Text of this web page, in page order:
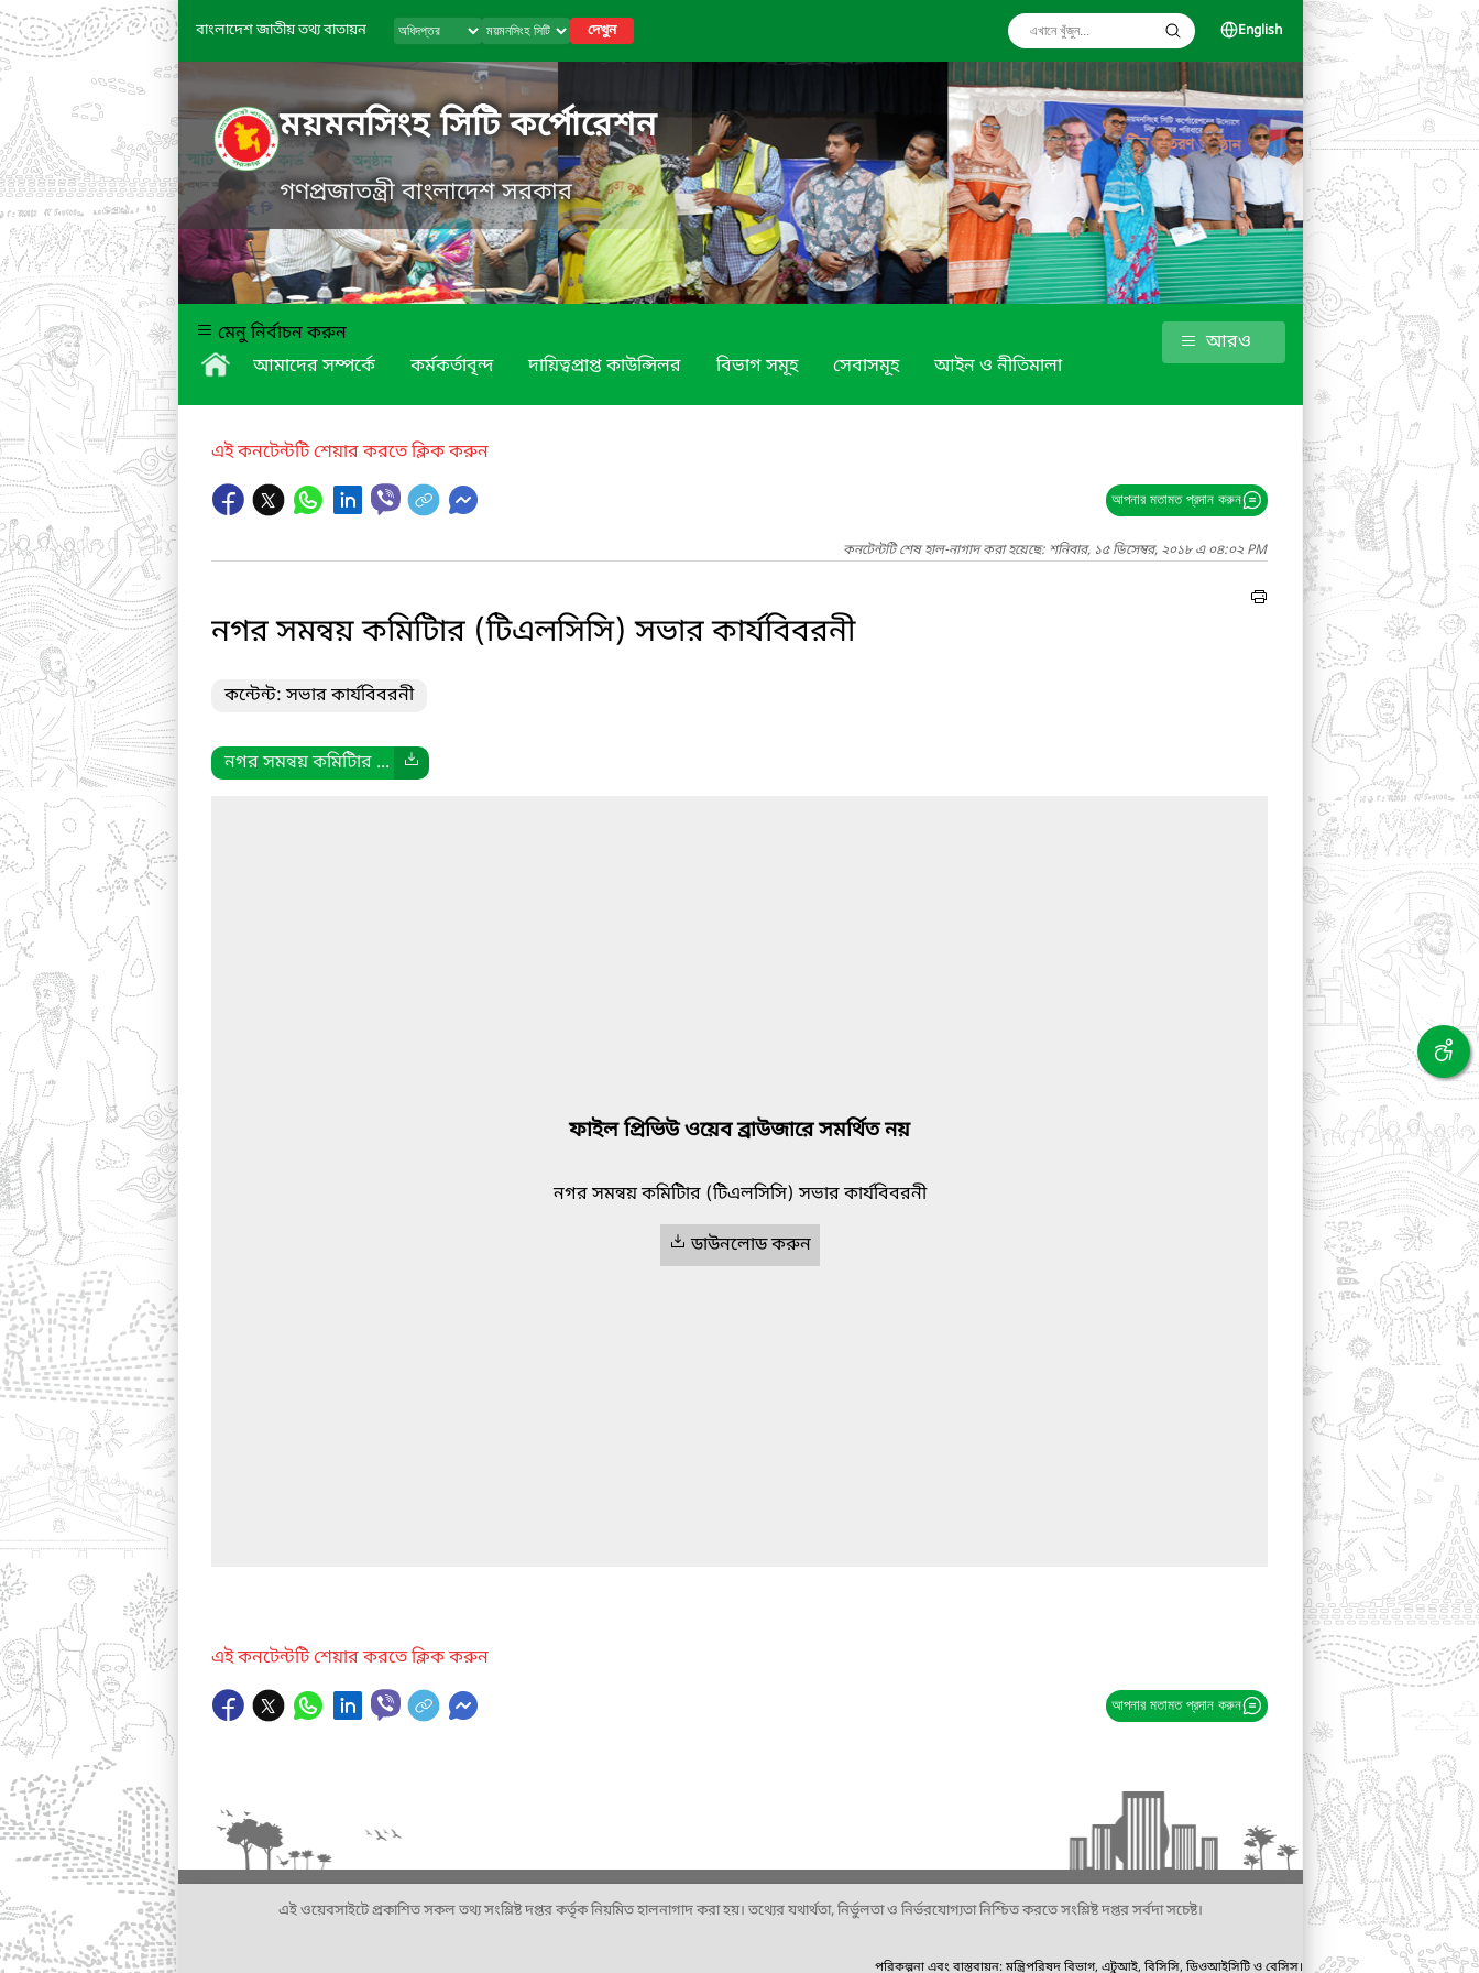
বাংলাদেশ জাতীয় তথ্য বাতায়ন দেখুন English
ময়মনসিংহ সিটি কর্পোরেশন
গণপ্রজাতন্ত্রী বাংলাদেশ সরকার
মেনু নির্বাচন করুন
আমাদের সম্পর্কে
কর্মকর্তাবৃন্দ দায়িত্বপ্রাপ্ত কাউন্সিলর বিভাগ সমূহ সেবাসমূহ আইন ও নীতিমালা
আরও
এই কনটেন্টটি শেয়ার করতে ক্লিক করুন
আপনার মতামত প্রদান করুন
কনটেন্টটি শেষ হাল-নাগাদ করা হয়েছে: শনিবার, ১৫ ডিসেম্বর, ২০১৮ এ ০৪:০২ PM
নগর সমন্বয় কমিটিার (টিএলসিসি) সভার কার্যবিবরনী
কন্টেন্ট: সভার কার্যবিবরনী
নগর সমন্বয় কমিটিার ...
ফাইল প্রিভিউ ওয়েব ব্রাউজারে সমর্থিত নয়
নগর সমন্বয় কমিটিার (টিএলসিসি) সভার কার্যবিবরনী
ডাউনলোড করুন
এই কনটেন্টটি শেয়ার করতে ক্লিক করুন
আপনার মতামত প্রদান করুন
এই ওয়েবসাইটে প্রকাশিত সকল তথ্য সংশ্লিষ্ট দপ্তর কর্তৃক নিয়মিত হালনাগাদ করা হয়। তথ্যের যথার্থতা, নির্ভুলতা ও নির্ভরযোগ্যতা নিশ্চিত করতে সংশ্লিষ্ট দপ্তর সর্বদা সচেষ্ট।
পরিকল্পনা এবং বাস্তবায়ন: মন্ত্রিপরিষদ বিভাগ, এটুআই, বিসিসি, ডিওআইসিটি ও বেসিস।